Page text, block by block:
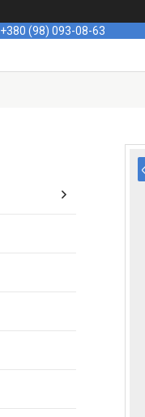
+380 (98) 093-08-63